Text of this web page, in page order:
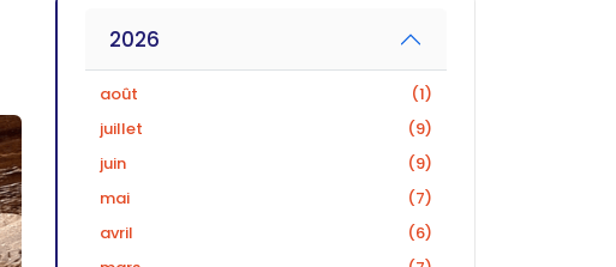
2026
août
(1)
juillet
(9)
juin
(9)
mai
(7)
avril
(6)